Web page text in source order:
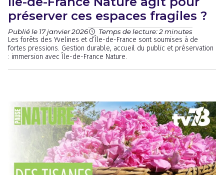
préserver ces espaces fragiles ?
Publié le 17 janvier 2026 Temps de lecture: 2 minutes
Les forêts des Yvelines et d’Île-de-France sont soumises à de
fortes pressions. Gestion durable, accueil du public et préservation
: immersion avec Île-de-France Nature.